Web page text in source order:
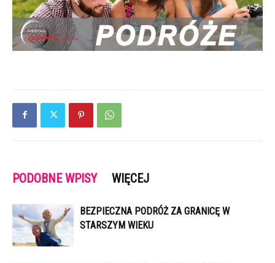
PODOBNE WPISY WIĘCEJ
BEZPIECZNA PODRÓŻ ZA GRANICĘ W
STARSZYM WIEKU